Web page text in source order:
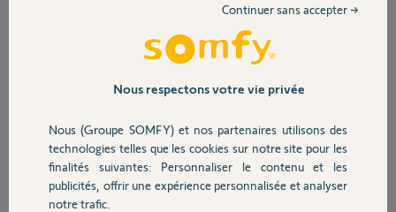
Sécurité
Domotique
J'ai installé un kit de connectivité Tahoma et je l'ai configuré pour des
OpenHAB. Depuis, je ne peux pas me connecter sur
Je suppose que le compte a été bloqué (fréquence trop élevée dans
openhab, je l'ai réduite depuis mais trop tard). Pouvez-vous vérifier et
débloquer le compte?
Merci,
Nous respectons votre vie privée
Nous (Groupe SOMFY) et nos partenaires utilisons des
technologies telles que les cookies sur notre site pour les
finalités suivantes: Personnaliser le contenu et les
publicités, offrir une expérience personnalisée et analyser
notre trafic.
Continuer sans accepter →